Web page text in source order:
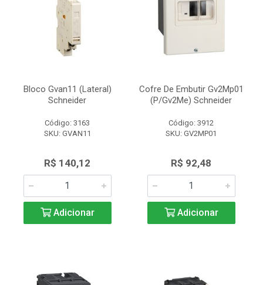
Bloco Gvan11 (Lateral)
Schneider
Código: 3163
SKU: GVAN11
R$ 140,12
Adicionar
Cofre De Embutir Gv2Mp01
(P/Gv2Me) Schneider
Código: 3912
SKU: GV2MP01
R$ 92,48
Adicionar